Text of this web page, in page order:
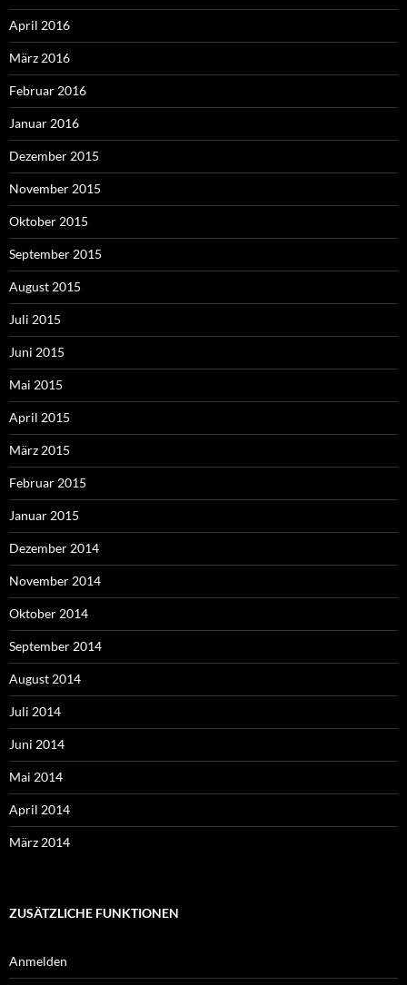
April 2016
März 2016
Februar 2016
Januar 2016
Dezember 2015
November 2015
Oktober 2015
September 2015
August 2015
Juli 2015
Juni 2015
Mai 2015
April 2015
März 2015
Februar 2015
Januar 2015
Dezember 2014
November 2014
Oktober 2014
September 2014
August 2014
Juli 2014
Juni 2014
Mai 2014
April 2014
März 2014
ZUSÄTZLICHE FUNKTIONEN
Anmelden